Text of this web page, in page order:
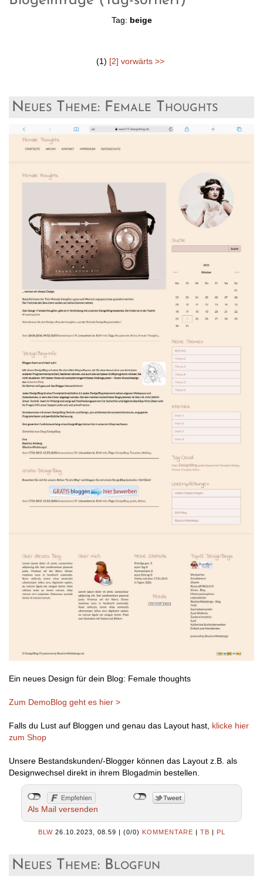
Tag: beige
(1) [2] vorwärts >>
Neues Theme: Female Thoughts
Ein neues Design für dein Blog: Female thoughts
Zum DemoBlog geht es hier >
Falls du Lust auf Bloggen und genau das Layout hast, klicke hier
zum Shop
Unsere Bestandskunden/-Blogger können das Layout z.B. als
Designwechsel direkt in ihrem Blogadmin bestellen.
Als Mail versenden
BLW 26.10.2023, 08.59 (0/0) KOMMENTARE TB PL
Neues Theme: Blogfun